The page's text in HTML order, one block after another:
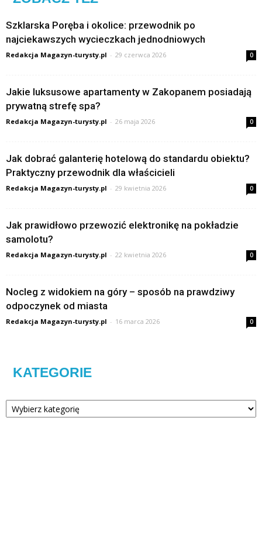
Szklarska Poręba i okolice: przewodnik po
najciekawszych wycieczkach jednodniowych
Redakcja Magazyn-turysty.pl - 29 czerwca 2026 0
Jakie luksusowe apartamenty w Zakopanem posiadają
prywatną strefę spa?
Redakcja Magazyn-turysty.pl - 26 maja 2026 0
Jak dobrać galanterię hotelową do standardu obiektu?
Praktyczny przewodnik dla właścicieli
Redakcja Magazyn-turysty.pl - 29 kwietnia 2026 0
Jak prawidłowo przewozić elektronikę na pokładzie
samolotu?
Redakcja Magazyn-turysty.pl - 22 kwietnia 2026 0
Nocleg z widokiem na góry – sposób na prawdziwy
odpoczynek od miasta
Redakcja Magazyn-turysty.pl - 16 marca 2026 0
KATEGORIE
Kategorie